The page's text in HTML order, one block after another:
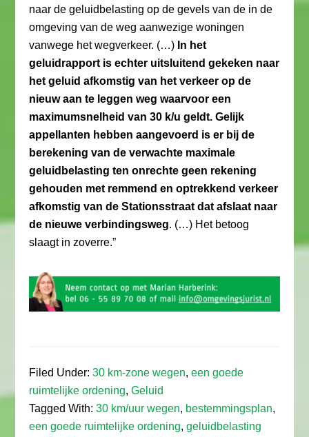
naar de geluidbelasting op de gevels van de in de
omgeving van de weg aanwezige woningen
vanwege het wegverkeer. (…) In het
geluidrapport is echter uitsluitend gekeken naar
het geluid afkomstig van het verkeer op de
nieuw aan te leggen weg waarvoor een
maximumsnelheid van 30 k/u geldt. Gelijk
appellanten hebben aangevoerd is er bij de
berekening van de verwachte maximale
geluidbelasting ten onrechte geen rekening
gehouden met remmend en optrekkend verkeer
afkomstig van de Stationsstraat dat afslaat naar
de nieuwe verbindingsweg. (…) Het betoog
slaagt in zoverre.”
Filed Under:30 km-zone wegen,een goede
ruimtelijke ordening,Geluid
Tagged With:30 km/uur wegen, bestemmingsplan,
een goede ruimtelijke ordening,geluidbelasting